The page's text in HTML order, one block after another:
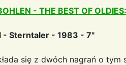
- THE BEST OF OLDIES:
- Sterntaler - 1983 - 7"
się z dwóch nagrań o